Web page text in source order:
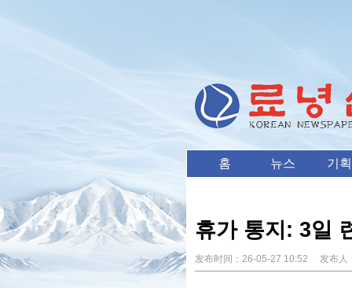
홈 뉴스 기획
휴가 통지: 3일
发布时间： 26-05-27 10:52 发布人